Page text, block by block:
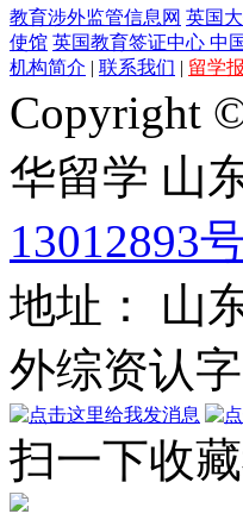
教育涉外监管信息网 英国
使馆 英国教育签证中心 中
机构简介 | 联系我们 | 留学
Copyright
华留学 山
13012893
地址： 山
外综资认
扫一下收